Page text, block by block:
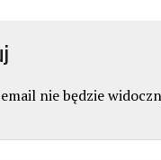
nie będzie